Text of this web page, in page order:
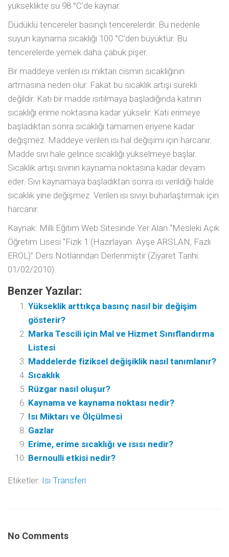
yükseklikte su 98 °C’de kaynar.
Düdüklü tencereler basınçlı tencerelerdir. Bu nedenle
suyun kaynama sıcaklığı 100 °C’den büyüktür. Bu
tencerelerde yemek daha çabuk pişer.
Bir maddeye verilen ısı miktarı cismin sıcaklığının
artmasına neden olur. Fakat bu sıcaklık artışı sürekli
değildir. Katı bir madde ısıtılmaya başladığında katının
sıcaklığı erime noktasına kadar yükselir. Katı erimeye
başladıktan sonra sıcaklığı tamamen eriyene kadar
değişmez. Maddeye verilen ısı hal değişimi için harcanır.
Madde sıvı hale gelince sıcaklığı yükselmeye başlar.
Sıcaklık artışı sıvının kaynama noktasına kadar devam
eder. Sıvı kaynamaya başladıktan sonra ısı verildiği halde
sıcaklık yine değişmez. Verilen ısı sıvıyı buharlaştırmak için
harcanır.
Kaynak: Milli Eğitim Web Sitesinde Yer Alan “Mesleki Açık
Öğretim Lisesi “Fizik 1 (Hazırlayan: Ayşe ARSLAN, Fazlı
EROL)” Ders Notlarından Derlenmiştir (Ziyaret Tarihi:
01/02/2010).
Benzer Yazılar:
Yükseklik arttıkça basınç nasıl bir değişim
gösterir?
Marka Tescili için Mal ve Hizmet Sınıflandırma
Listesi
Maddelerde fiziksel değişiklik nasıl tanımlanır?
Sıcaklık
Rüzgar nasıl oluşur?
Kaynama ve kaynama noktası nedir?
Isı Miktarı ve Ölçülmesi
Gazlar
Erime, erime sıcaklığı ve ısısı nedir?
Bernoulli etkisi nedir?
Etiketler: Isı Transferi
No Comments